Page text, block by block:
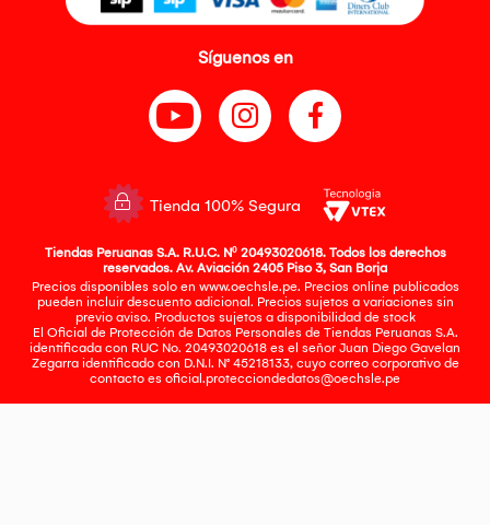
Síguenos en
Tienda 100% Segura
Tiendas Peruanas S.A. R.U.C. Nº 20493020618. Todos los derechos
reservados. Av. Aviación 2405 Piso 3, San Borja
Precios disponibles solo en www.oechsle.pe. Precios online publicados
pueden incluir descuento adicional. Precios sujetos a variaciones sin
previo aviso. Productos sujetos a disponibilidad de stock
El Oficial de Protección de Datos Personales de Tiendas Peruanas S.A.
identificada con RUC No. 20493020618 es el señor Juan Diego Gavelan
Zegarra identificado con D.N.I. N° 45218133, cuyo correo corporativo de
contacto es oficial.protecciondedatos@oechsle.pe